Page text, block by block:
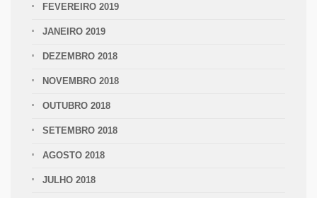
FEVEREIRO 2019
JANEIRO 2019
DEZEMBRO 2018
NOVEMBRO 2018
OUTUBRO 2018
SETEMBRO 2018
AGOSTO 2018
JULHO 2018